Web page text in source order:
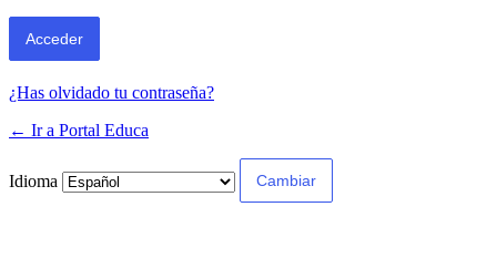
¿Has olvidado tu contraseña?
← Ir a Portal Educa
Idioma